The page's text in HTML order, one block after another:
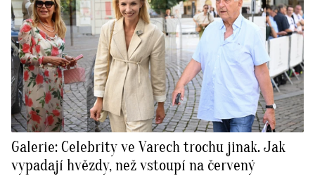
Galerie: Celebrity ve Varech trochu jinak. Jak
vypadají hvězdy, než vstoupí na červený